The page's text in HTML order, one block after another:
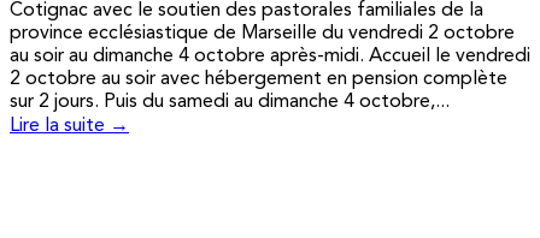
Cotignac avec le soutien des pastorales familiales de la
province ecclésiastique de Marseille du vendredi 2 octobre
au soir au dimanche 4 octobre après-midi. Accueil le vendredi
2 octobre au soir avec hébergement en pension complète
sur 2 jours. Puis du samedi au dimanche 4 octobre,...
Lire la suite →